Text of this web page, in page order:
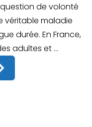
de volonté
véritable maladie
durée. En France,
adultes et ...